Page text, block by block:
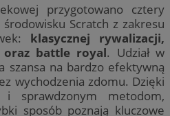
przygotowano cztery
Scratch z zakresu
klasycznej rywalizacji,
battle royal. Udział w
szansa na bardzo efektywną
wychodzenia zdomu. Dzięki
i sprawdzonym metodom,
sposób poznają kluczowe